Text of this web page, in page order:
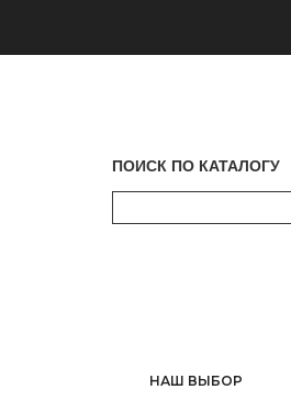
ПОИСК ПО КАТАЛОГУ
НАШ ВЫБОР